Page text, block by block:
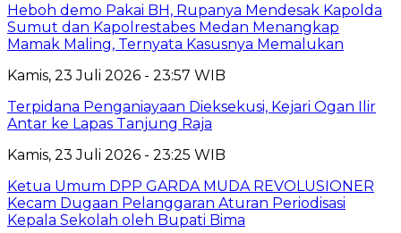
Heboh demo Pakai BH, Rupanya Mendesak Kapolda
Sumut dan Kapolrestabes Medan Menangkap
Mamak Maling, Ternyata Kasusnya Memalukan
Kamis, 23 Juli 2026 - 23:57 WIB
Terpidana Penganiayaan Dieksekusi, Kejari Ogan Ilir
Antar ke Lapas Tanjung Raja
Kamis, 23 Juli 2026 - 23:25 WIB
Ketua Umum DPP GARDA MUDA REVOLUSIONER
Kecam Dugaan Pelanggaran Aturan Periodisasi
Kepala Sekolah oleh Bupati Bima